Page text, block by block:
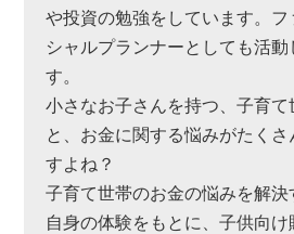
や投資の勉強をしています。フ
シャルプランナーとしても活動
す。
小さなお子さんを持つ、子育て
と、お金に関する悩みがたくさ
すよね？
子育て世帯のお金の悩みを解決
自身の体験をもとに、子供向け